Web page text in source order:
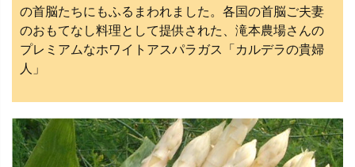
の首脳たちにもふるまわれました。各国の首脳ご夫妻
のおもてなし料理として提供された、滝本農場さんの
プレミアムなホワイトアスパラガス「カルデラの貴婦
人」